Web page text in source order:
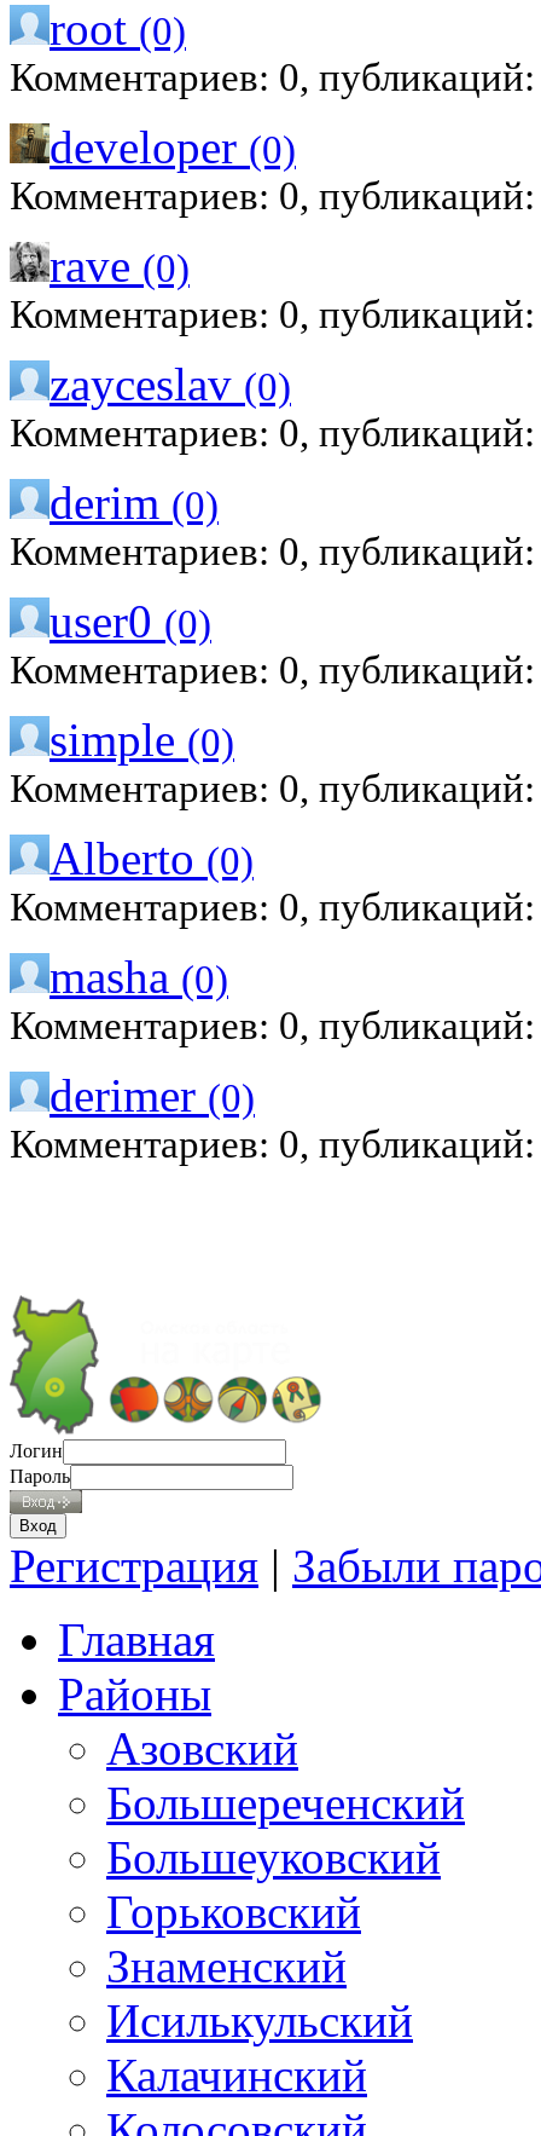
root (0)
Комментариев: 0,
developer (0)
Комментариев: 0,
rave (0)
Комментариев: 0,
zayceslav (0)
Комментариев: 0,
derim (0)
Комментариев: 0,
user0 (0)
Комментариев: 0,
simple (0)
Комментариев: 0,
Alberto (0)
Комментариев: 0,
masha (0)
Комментариев: 0,
derimer (0)
Комментариев: 0,
Логин
Пароль
Регистрация | Забыли
Главная
Районы
Азовский
Большереченский
Большеуковский
Горьковский
Знаменский
Исилькульский
Калачинский